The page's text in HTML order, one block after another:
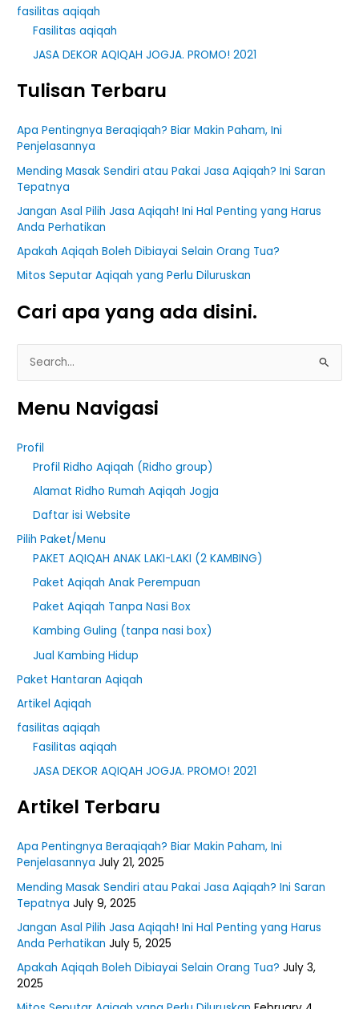
fasilitas aqiqah
Fasilitas aqiqah
JASA DEKOR AQIQAH JOGJA. PROMO! 2021
Tulisan Terbaru
Apa Pentingnya Beraqiqah? Biar Makin Paham, Ini
Penjelasannya
Mending Masak Sendiri atau Pakai Jasa Aqiqah? Ini Saran
Tepatnya
Jangan Asal Pilih Jasa Aqiqah! Ini Hal Penting yang Harus
Anda Perhatikan
Apakah Aqiqah Boleh Dibiayai Selain Orang Tua?
Mitos Seputar Aqiqah yang Perlu Diluruskan
Cari apa yang ada disini.
e
a
c
r
Menu Navigasi
Profil
Profil Ridho Aqiqah (Ridho group)
Alamat Ridho Rumah Aqiqah Jogja
Daftar isi Website
Pilih Paket/Menu
PAKET AQIQAH ANAK LAKI-LAKI (2 KAMBING)
Paket Aqiqah Anak Perempuan
Paket Aqiqah Tanpa Nasi Box
Kambing Guling (tanpa nasi box)
Jual Kambing Hidup
Paket Hantaran Aqiqah
Artikel Aqiqah
fasilitas aqiqah
Fasilitas aqiqah
JASA DEKOR AQIQAH JOGJA. PROMO! 2021
Artikel Terbaru
Apa Pentingnya Beraqiqah? Biar Makin Paham, Ini
Penjelasannya July 21, 2025
Mending Masak Sendiri atau Pakai Jasa Aqiqah? Ini Saran
Tepatnya July 9, 2025
Jangan Asal Pilih Jasa Aqiqah! Ini Hal Penting yang Harus
Anda Perhatikan July 5, 2025
Apakah Aqiqah Boleh Dibiayai Selain Orang Tua? July 3,
2025